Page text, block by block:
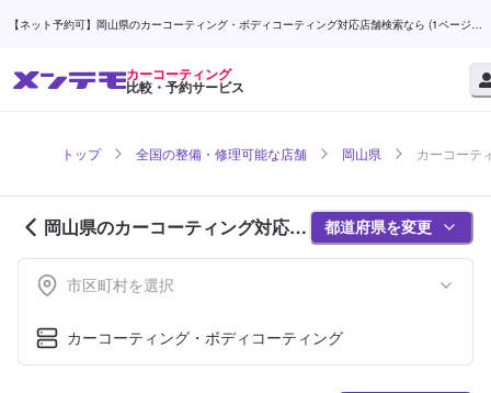
【ネット予約可】岡山県のカーコーティング・ボディコーティング対応店舗検索なら (1ページ
カーコーティング
比較・予約サービス
トップ 全国の整備・修理可能な店舗 岡山県 カーコーテ
岡山県のカーコーティング対応店
舗紹介 (1ページ目)
都道府県を変更
市区町村を選択
カーコーティング・ボディコーティング